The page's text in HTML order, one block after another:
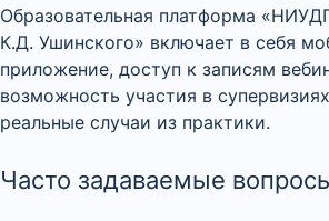
Образовательная платформа
К.Д. Ушинского» включает в себя
приложение, доступ к записям
возможность участия в
реальные случаи из практики.
Часто задаваемые